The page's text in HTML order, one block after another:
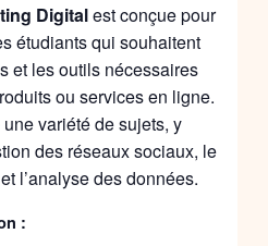
Digitalest conçue pour
étudiants qui souhaitent
et les outils nécessaires
ou services en ligne.
variété de sujets, y
des réseaux sociaux, le
l’analyse des données.
: